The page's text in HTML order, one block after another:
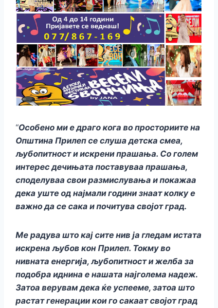
“Особено ми е драго кога во просториите на
Општина Прилеп се слуша детска смеа,
љубопитност и искрени прашања. Со голем
интерес дечињата поставуваа прашања,
споделуваа свои размислувања и покажаа
дека уште од најмали години знаат колку е
важно да се сака и почитува својот град.
Ме радува што кај сите нив ја гледам истата
искрена љубов кон Прилеп. Токму во
нивната енергија, љубопитност и желба за
подобра иднина е нашата најголема надеж.
Затоа верувам дека ќе успееме, затоа што
растат генерации кои го сакаат својот град